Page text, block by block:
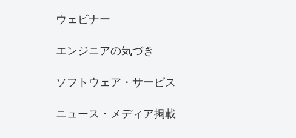
ウェビナー
エンジニアの気づき
ソフトウェア・サービス
ニュース・メディア掲載